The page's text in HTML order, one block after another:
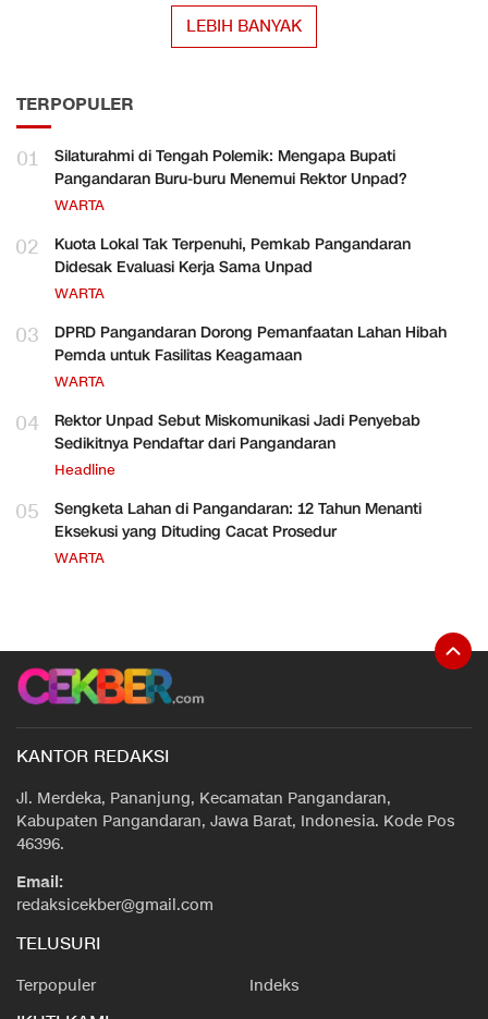
LEBIH BANYAK
TERPOPULER
01
Silaturahmi di Tengah Polemik: Mengapa Bupati
Pangandaran Buru-buru Menemui Rektor Unpad?
WARTA
02
Kuota Lokal Tak Terpenuhi, Pemkab Pangandaran
Didesak Evaluasi Kerja Sama Unpad
WARTA
03
DPRD Pangandaran Dorong Pemanfaatan Lahan Hibah
Pemda untuk Fasilitas Keagamaan
WARTA
04
Rektor Unpad Sebut Miskomunikasi Jadi Penyebab
Sedikitnya Pendaftar dari Pangandaran
Headline
05
Sengketa Lahan di Pangandaran: 12 Tahun Menanti
Eksekusi yang Dituding Cacat Prosedur
WARTA
KANTOR REDAKSI
Jl. Merdeka, Pananjung, Kecamatan Pangandaran,
Kabupaten Pangandaran, Jawa Barat, Indonesia. Kode Pos
46396.
Email:
redaksicekber@gmail.com
TELUSURI
Terpopuler Indeks